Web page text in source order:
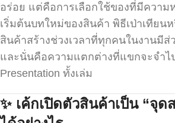
อร่อย แต่คือการเลือกใช้ของที่มีความ
เริ่มต้นบทใหม่ของสินค้า พิธีเป่าเทียน
สินค้าสร้างช่วงเวลาที่ทุกคนในงานมี
และนั่นคือความแตกต่างที่แขกจะจำไ
Presentation ทั้งเล่ม
✨ เค้กเปิดตัวสินค้าเป็น “จุด